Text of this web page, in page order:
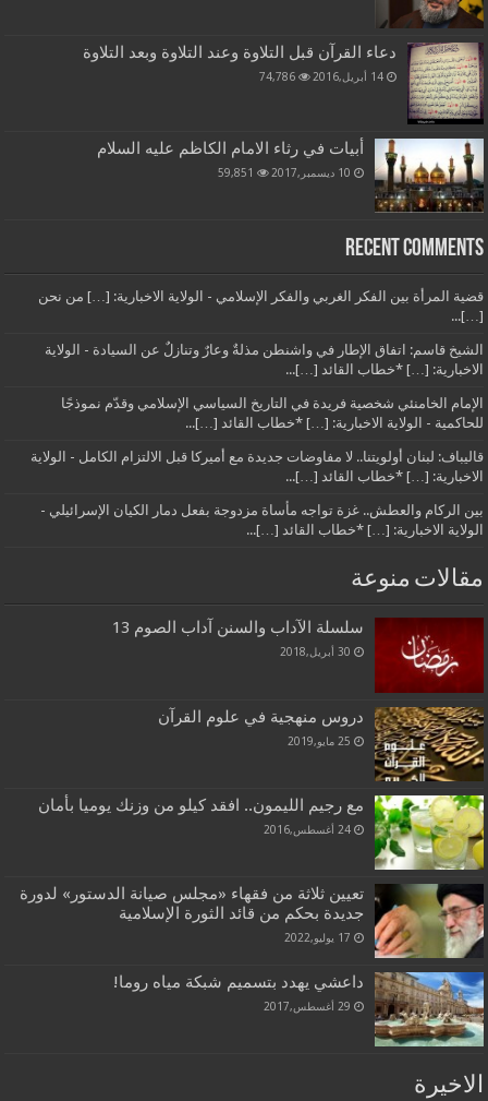
دعاء القرآن قبل التلاوة وعند التلاوة وبعد التلاوة
14 أبريل,2016 74,786
أبيات في رثاء الامام الكاظم عليه السلام
10 ديسمبر,2017 59,851
Recent Comments
قضية المرأة بين الفكر الغربي والفكر الإسلامي - الولاية الاخبارية: […] من نحن
[…]...
الشيخ قاسم: اتفاق الإطار في واشنطن مذلةٌ وعارٌ وتنازلٌ عن السيادة - الولاية
الاخبارية: […] *خطاب القائد […]...
الإمام الخامنئي شخصية فريدة في التاريخ السياسي الإسلامي وقدّم نموذجًا
للحاكمية - الولاية الاخبارية: […] *خطاب القائد […]...
قاليباف: لبنان أولويتنا.. لا مفاوضات جديدة مع أميركا قبل الالتزام الكامل - الولاية
الاخبارية: […] *خطاب القائد […]...
بين الركام والعطش.. غزة تواجه مأساة مزدوجة بفعل دمار الكيان الإسرائيلي -
الولاية الاخبارية: […] *خطاب القائد […]...
مقالات منوعة
سلسلة الآداب والسنن آداب الصوم 13
30 أبريل,2018
دروس منهجية في علوم القرآن
25 مايو,2019
مع رجيم الليمون.. افقد كيلو من وزنك يوميا بأمان
24 أغسطس,2016
تعيين ثلاثة من فقهاء «مجلس صيانة الدستور» لدورة
جديدة بحكم من قائد الثورة الإسلامية
17 يوليو,2022
داعشي يهدد بتسميم شبكة مياه روما!
29 أغسطس,2017
الاخيرة